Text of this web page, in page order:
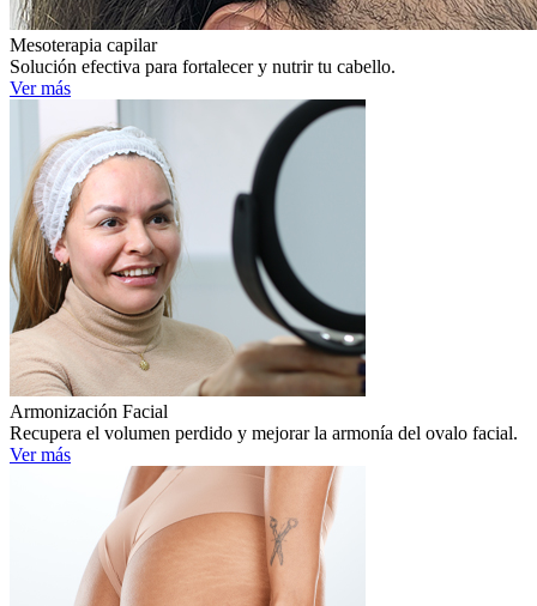
Mesoterapia capilar
Solución efectiva para fortalecer y nutrir tu cabello.
Ver más
Armonización Facial
Recupera el volumen perdido y mejorar la armonía del ovalo facial.
Ver más